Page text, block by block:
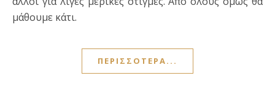
μάθουμε κάτι.
ΠΕΡΙΣΣΌΤΕΡΑ...